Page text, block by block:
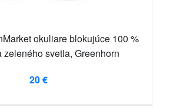
okuliare blokujúce 100 %
zeleného svetla, Greenhorn
20 €